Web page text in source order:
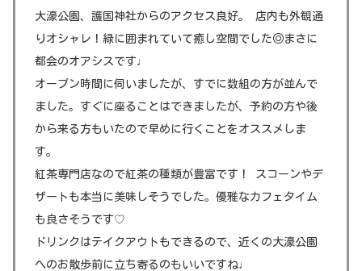
大濠公園、護国神社からのアクセス良好。 店内も外観通
りオシャレ！緑に囲まれていて癒し空間でした◎まさに
都会のオアシスです♩
オープン時間に伺いましたが、すでに数組の方が並んで
ました。すぐに座ることはできましたが、予約の方や後
から来る方もいたので早めに行くことをオススメしま
す。
紅茶専門店なので紅茶の種類が豊富です！ スコーンやデ
ザートも本当に美味しそうでした。優雅なカフェタイム
も良さそうです♡
ドリンクはテイクアウトもできるので、近くの大濠公園
へのお散歩前に立ち寄るのもいいですね♩